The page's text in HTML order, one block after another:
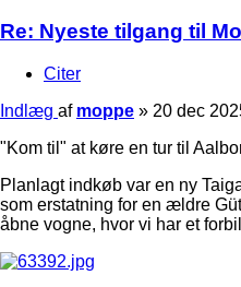
Re: Nyeste tilgang til
Citer
Indlæg af moppe » 20 dec
"Kom til" at køre en tur til
Planlagt indkøb var en ny
som erstatning for en ældre
åbne vogne, hvor vi har et